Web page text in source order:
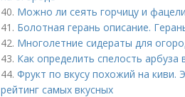
40. Можно ли сеять горчицу и
41. Болотная герань описание.
42. Многолетние сидераты для
43. Как определить спелость арбуза
44. Фрукт по вкусу похожий на киви.
рейтинг самых вкусных